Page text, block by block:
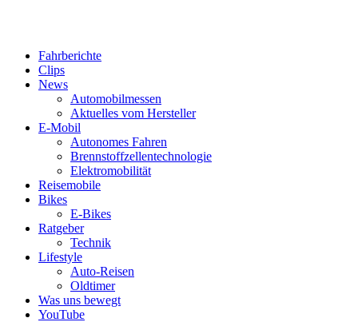
Fahrberichte
Clips
News
Automobilmessen
Aktuelles vom Hersteller
E-Mobil
Autonomes Fahren
Brennstoffzellentechnologie
Elektromobilität
Reisemobile
Bikes
E-Bikes
Ratgeber
Technik
Lifestyle
Auto-Reisen
Oldtimer
Was uns bewegt
YouTube